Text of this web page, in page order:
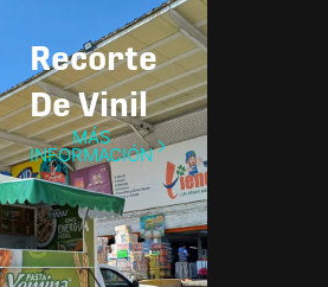
Recorte
De Vinil
MÁS
INFORMACIÓN